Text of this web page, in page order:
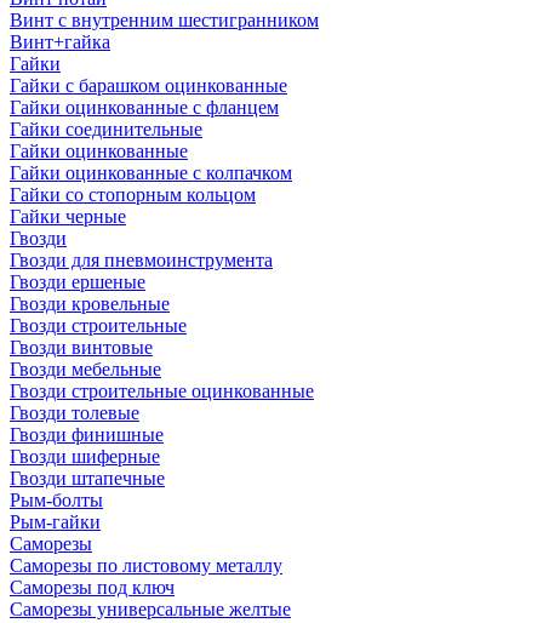
Винт с внутренним шестигранником
Винт+гайка
Гайки
Гайки с барашком оцинкованные
Гайки оцинкованные с фланцем
Гайки соединительные
Гайки оцинкованные
Гайки оцинкованные с колпачком
Гайки со стопорным кольцом
Гайки черные
Гвозди
Гвозди для пневмоинструмента
Гвозди ершеные
Гвозди кровельные
Гвозди строительные
Гвозди винтовые
Гвозди мебельные
Гвозди строительные оцинкованные
Гвозди толевые
Гвозди финишные
Гвозди шиферные
Гвозди штапечные
Рым-болты
Рым-гайки
Саморезы
Саморезы по листовому металлу
Саморезы под ключ
Саморезы универсальные желтые